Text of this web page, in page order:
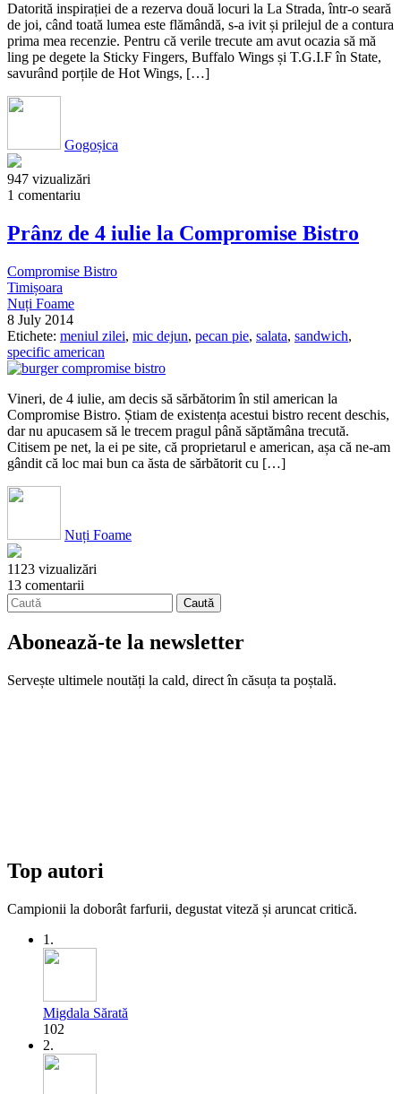
Datorită inspirației de a rezerva două locuri la La Strada, într-o seară
de joi, când toată lumea este flămândă, s-a ivit și prilejul de a contura
prima mea recenzie. Pentru că verile trecute am avut ocazia să mă
ling pe degete la Sticky Fingers, Buffalo Wings și T.G.I.F în State,
savurând porțile de Hot Wings, […]
Gogoșica
947 vizualizări
1 comentariu
Prânz de 4 iulie la Compromise Bistro
Compromise Bistro
Timișoara
Nuți Foame
8 July 2014
Etichete: meniul zilei, mic dejun, pecan pie, salata, sandwich,
specific american
Vineri, de 4 iulie, am decis să sărbătorim în stil american la
Compromise Bistro. Știam de existența acestui bistro recent deschis,
dar nu apucasem să le trecem pragul până săptămâna trecută.
Citisem pe net, la ei pe site, că proprietarul e american, așa că ne-am
gândit că loc mai bun ca ăsta de sărbătorit cu […]
Nuți Foame
1123 vizualizări
13 comentarii
Abonează-te la newsletter
Servește ultimele noutăți la cald, direct în căsuța ta poștală.
Top autori
Campionii la doborât farfurii, degustat viteză și aruncat critică.
1.
Migdala Sărată
102
2.